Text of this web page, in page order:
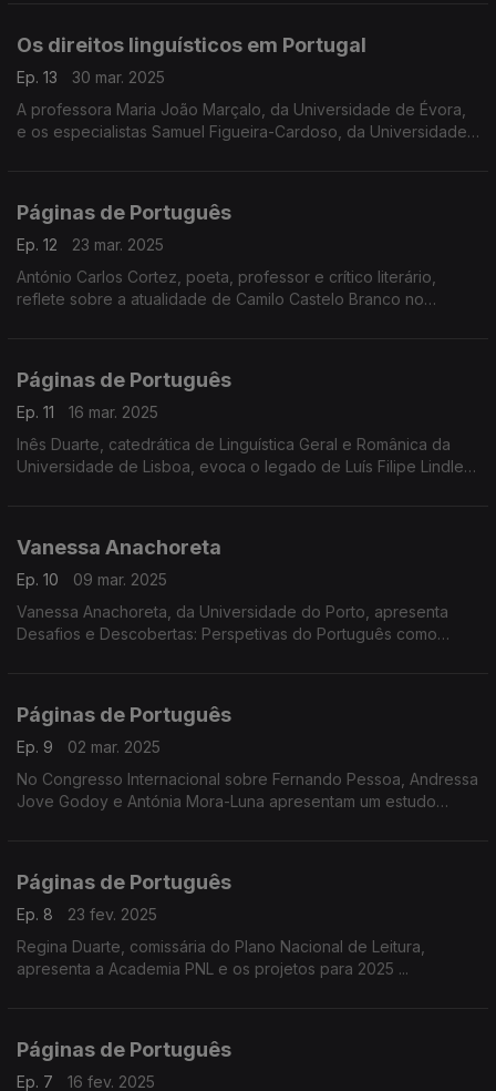
Os direitos linguísticos em Portugal
Ep. 13
30 mar. 2025
A professora Maria João Marçalo, da Universidade de Évora,
e os especialistas Samuel Figueira-Cardoso, da Universidade
Páginas de Português
Ep. 12
23 mar. 2025
António Carlos Cortez, poeta, professor e crítico literário,
reflete sobre a atualidade de Camilo Castelo Branco no
Páginas de Português
Ep. 11
16 mar. 2025
Inês Duarte, catedrática de Linguística Geral e Românica da
Universidade de Lisboa, evoca o legado de Luís Filipe Lindley
Vanessa Anachoreta
Ep. 10
09 mar. 2025
Vanessa Anachoreta, da Universidade do Porto, apresenta
Desafios e Descobertas: Perspetivas do Português como
Páginas de Português
Ep. 9
02 mar. 2025
No Congresso Internacional sobre Fernando Pessoa, Andressa
Jove Godoy e Antónia Mora-Luna apresentam um estudo
Páginas de Português
Ep. 8
23 fev. 2025
Regina Duarte, comissária do Plano Nacional de Leitura,
apresenta a Academia PNL e os projetos para 2025 ...
Páginas de Português
Ep. 7
16 fev. 2025